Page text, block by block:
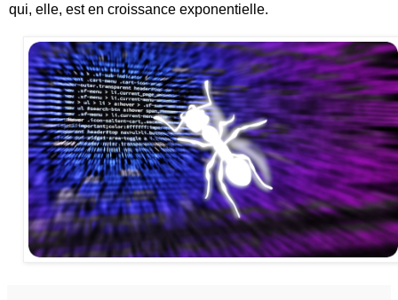
qui, elle, est en croissance exponentielle.